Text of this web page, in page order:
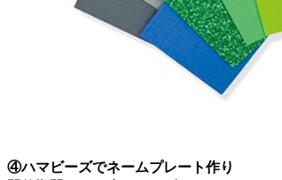
④ハマビーズでネームプレート作り